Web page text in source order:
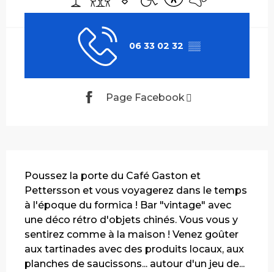
06 33 02 32 ▒▒
Page Facebook
Poussez la porte du Café Gaston et
Pettersson et vous voyagerez dans le temps
à l'époque du formica ! Bar "vintage" avec
une déco rétro d'objets chinés. Vous vous y
sentirez comme à la maison ! Venez goûter
aux tartinades avec des produits locaux, aux
planches de saucissons... autour d'un jeu de...